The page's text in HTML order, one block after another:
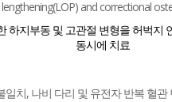
하지부동 및 고관절 변형을 허벅지
동시에 치료